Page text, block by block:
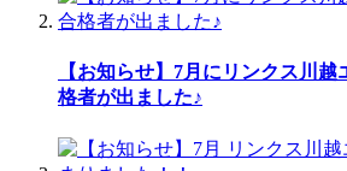
【お知らせ】7月にリンクス川
格者が出ました♪